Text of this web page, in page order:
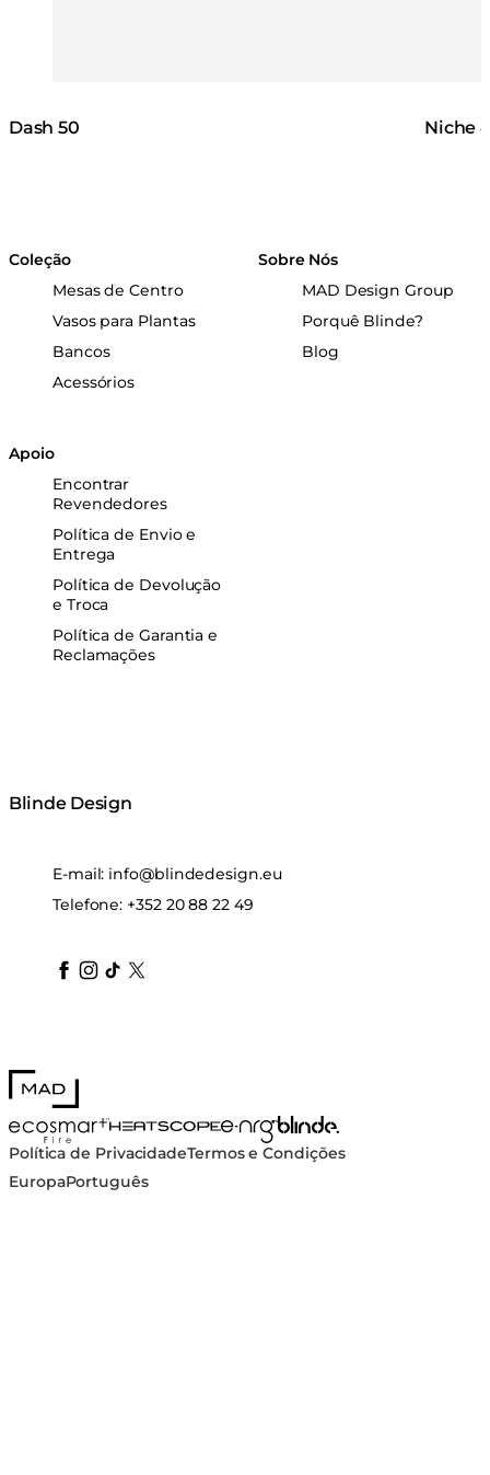
Dash 50 Niche
Coleção
Mesas de Centro
Vasos para Plantas
Bancos
Acessórios
Sobre Nós
MAD Design Group
Porquê Blinde?
Blog
Apoio
Encontrar
Revendedores
Política de Envio e
Entrega
Política de Devolução
e Troca
Política de Garantia e
Reclamações
Blinde Design
E-mail: info@blindedesign.eu
Telefone: +352 20 88 22 49
blindedesign
blindedesign
blindedesign
blinde-design
blindedesign
MAD Design
EcoSmart FireHEATSCOPE® Heaters
e-NRG Bioethanol
Blinde Design
Política de PrivacidadeTermos e Condições
EuropaPortuguês